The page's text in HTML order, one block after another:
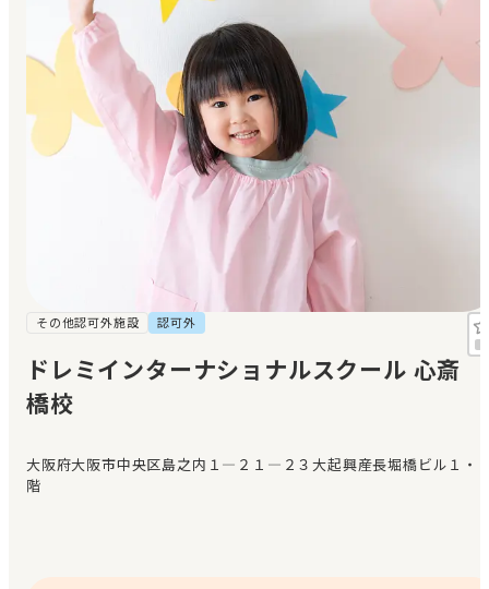
地域から探す
マイページ
閲覧履歴
お気に入り
メッセージ
おすすめの園
コラム
お知らせ
その他認可外施設 認可外
ドレミインターナショナルスクール 心斎
橋校
大阪府大阪市中央区島之内１—２１—２３大起興産長堀橋ビル１・
階